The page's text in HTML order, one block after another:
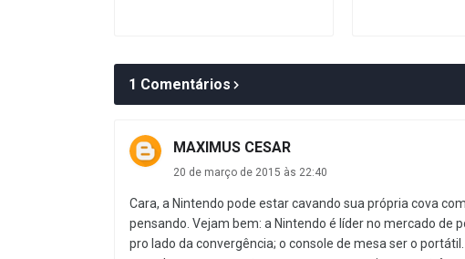
1 Comentários
MAXIMUS CESAR
20 de março de 2015 às 22:40
Cara, a Nintendo pode estar cavando sua própria cova
pensando. Vejam bem: a Nintendo é líder no mercado
pro lado da convergência; o console de mesa ser o